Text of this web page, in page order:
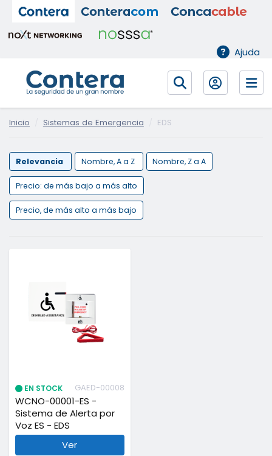
Ajuda
Inicio Sistemas de Emergencia EDS
Relevancia Nombre, A a Z Nombre, Z a A
Precio: de más bajo a más alto
Precio, de más alto a más bajo
EN STOCK GAED-00008
WCNO-00001-ES -
Sistema de Alerta por
Voz ES - EDS
Ver